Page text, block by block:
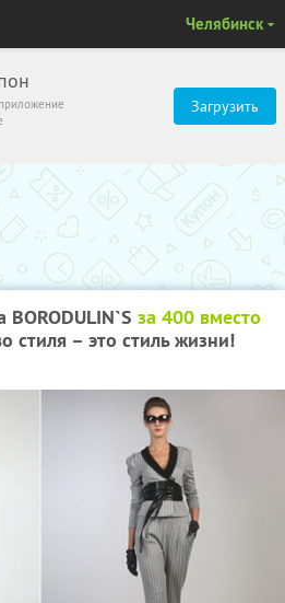
Загрузить
Челябинск
за 400 вместо
стиля – это стиль жизни!